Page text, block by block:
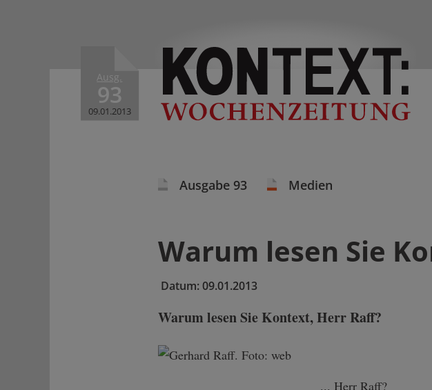
Ausg.
93
09.01.2013
Ausgabe 93 Medien
Warum lesen Sie
Datum:09.01.2013
Warum lesen Sie Kontext, Herr Raff?
... Herr Raff?